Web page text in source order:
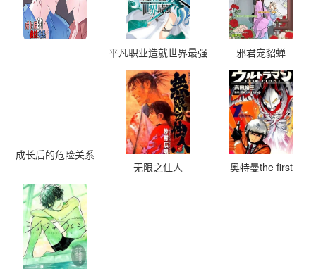
成长后的危险关系
平凡职业造就世界最强
零
邪君宠貂蝉
无限之住人 奥特曼the first